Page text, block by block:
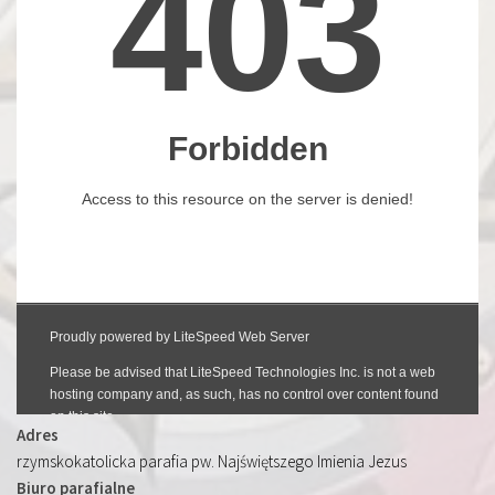
Adres
rzymskokatolicka parafia pw. Najświętszego Imienia Jezus
Biuro parafialne